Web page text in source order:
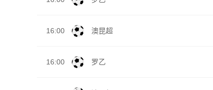
16:00 澳昆超
16:00 罗乙